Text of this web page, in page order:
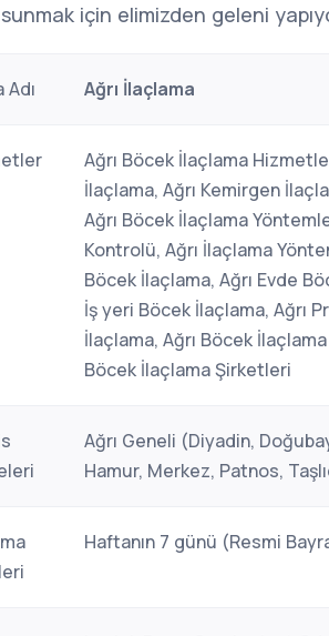
için elimizden geleni
Adı Ağrı İlaçlama
Ağrı Böcek İlaçlama
İlaçlama, Ağrı Kemirgen
Ağrı Böcek İlaçlama
Kontrolü, Ağrı İlaçlama
Böcek İlaçlama, Ağrı Evde
İş yeri Böcek İlaçlama, Ağrı
İlaçlama, Ağrı Böcek İlaçlama
Böcek İlaçlama Şirketleri
Ağrı Geneli (Diyadin,
Hamur, Merkez, Patnos,
Haftanın 7 günü (Resmi